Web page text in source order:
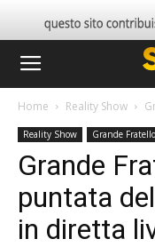
Home Reality Show
Reality Show Grande Fratello
Grande
puntata
in diretta